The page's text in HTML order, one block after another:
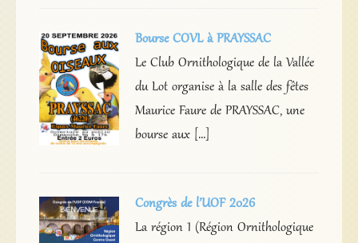
Bourse COVL à PRAYSSAC
Le Club Ornithologique de la Vallée
du Lot organise à la salle des fêtes
Maurice Faure de PRAYSSAC, une
bourse aux […]
Congrès de l’UOF 2026
La région 1 (Région Ornithologique